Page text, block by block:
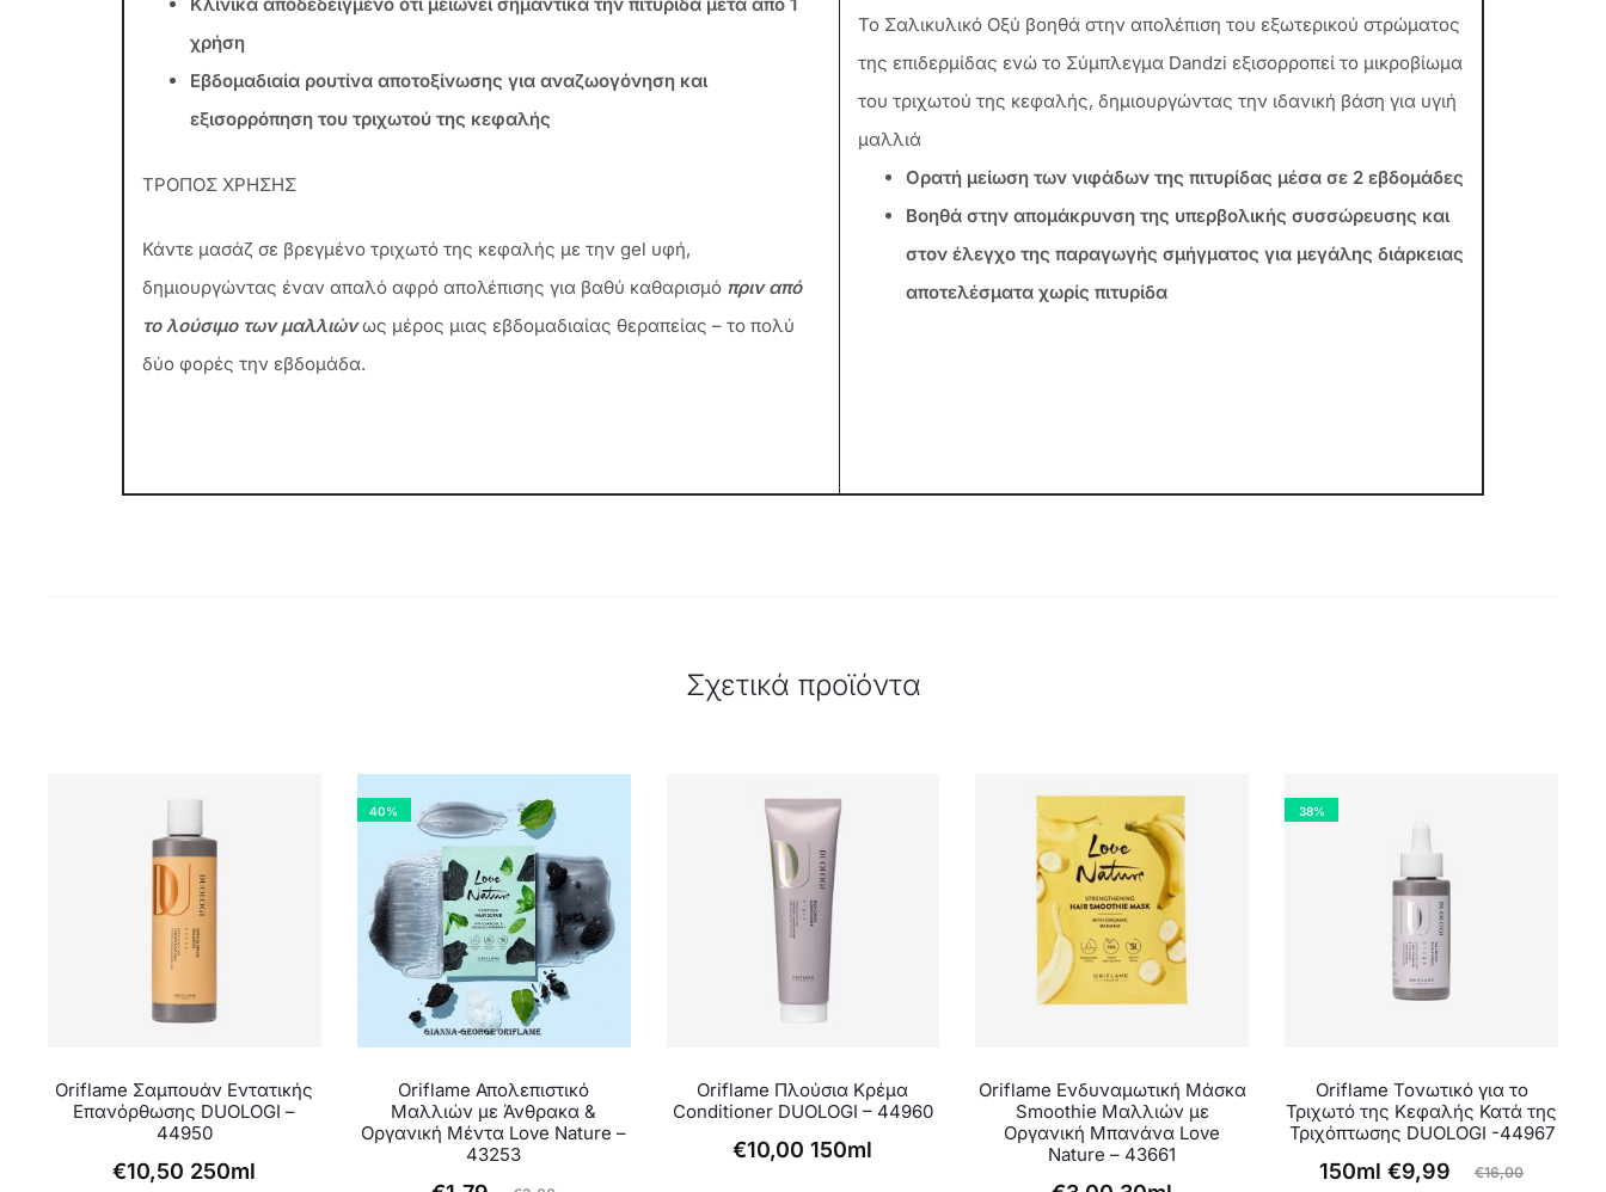
Κλινικά αποδεδειγμένο ότι μειώνει σημαντικά την πιτυρίδα μετά από 1
χρήση
Εβδομαδιαία ρουτίνα αποτοξίνωσης για αναζωογόνηση και
εξισορρόπηση του τριχωτού της κεφαλής
ΤΡΟΠΟΣ ΧΡΗΣΗΣ
Κάντε μασάζ σε βρεγμένο τριχωτό της κεφαλής με την gel υφή,
δημιουργώντας έναν απαλό αφρό απολέπισης για βαθύ καθαρισμό πριν από
το λούσιμο των μαλλιώνως μέρος μιας εβδομαδιαίας θεραπείας – το πολύ
δύο φορές την εβδομάδα.
Το Σαλικυλικό Οξύ βοηθά στην απολέπιση του εξωτερικού στρώματος
της επιδερμίδας ενώ το Σύμπλεγμα Dandzi εξισορροπεί το μικροβίωμα
του τριχωτού της κεφαλής, δημιουργώντας την ιδανική βάση για υγιή
μαλλιά
Ορατή μείωση των νιφάδων της πιτυρίδας μέσα σε 2 εβδομάδες
Βοηθά στην απομάκρυνση της υπερβολικής συσσώρευσης και
στον έλεγχο της παραγωγής σμήγματος για μεγάλης διάρκειας
αποτελέσματα χωρίς πιτυρίδα
Σχετικά προϊόντα
Oriflame Σαμπουάν Εντατικής
Επανόρθωσης DUOLOGI –
44950
€10,50 250ml
40%
Oriflame Απολεπιστικό
Μαλλιών με Άνθρακα &
Οργανική Μέντα Love Nature –
43253
Oriflame Πλούσια Κρέμα
Conditioner DUOLOGI – 44960
€10,00 150ml
Oriflame Ενδυναμωτική Μάσκα
Smoothie Μαλλιών με
Οργανική Μπανάνα Love
Nature – 43661
38%
Oriflame Τονωτικό για το
Τριχωτό της Κεφαλής Κατά της
Τριχόπτωσης DUOLOGI -44967
€16,00
Original
€9,99
Η
150ml